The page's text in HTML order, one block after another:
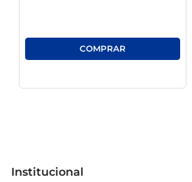
Institucional